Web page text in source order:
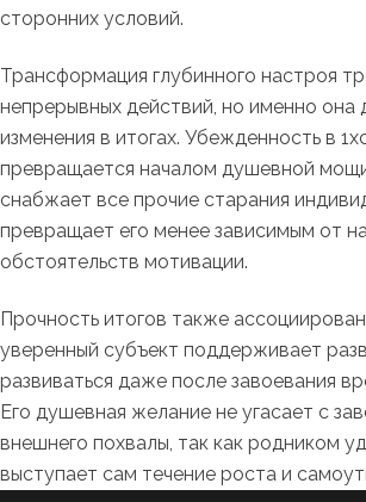
сторонних условий.
Трансформация глубинного настроя
непрерывных действий, но именно она
изменения в итогах. Убежденность в
превращается началом душевной
снабжает все прочие старания
превращает его менее зависимым от
обстоятельств мотивации.
Прочность итогов также
уверенный субъект поддерживает
развиваться даже после завоевания
Его душевная желание не угасает с
внешнего похвалы, так как родником
выступает сам течение роста и